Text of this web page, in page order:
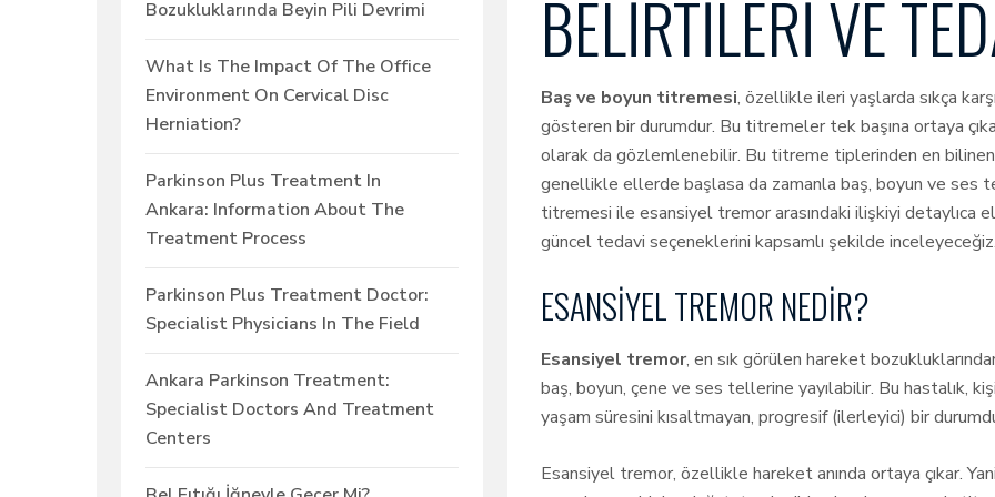
Bozukluklarında Beyin Pili Devrimi
What Is The Impact Of The Office
Environment On Cervical Disc
Herniation?
Parkinson Plus Treatment In
Ankara: Information About The
Treatment Process
Parkinson Plus Treatment Doctor:
Specialist Physicians In The Field
Ankara Parkinson Treatment:
Specialist Doctors And Treatment
Centers
BELIRTILERI VE
Baş ve boyun titremesi, özellikle ileri yaşlarda sıkça
gösteren bir durumdur. Bu titremeler tek başına ortaya
olarak da gözlemlenebilir. Bu titreme tiplerinden en
genellikle ellerde başlasa da zamanla baş, boyun ve ses
titremesi ile esansiyel tremor arasındaki ilişkiyi detaylıca
güncel tedavi seçeneklerini kapsamlı şekilde
ESANSIYEL TREMOR NEDIR?
Esansiyel tremor, en sık görülen hareket
baş, boyun, çene ve ses tellerine yayılabilir. Bu hastalık,
yaşam süresini kısaltmayan, progresif (ilerleyici) bir
Esansiyel tremor, özellikle hareket anında ortaya çıkar.